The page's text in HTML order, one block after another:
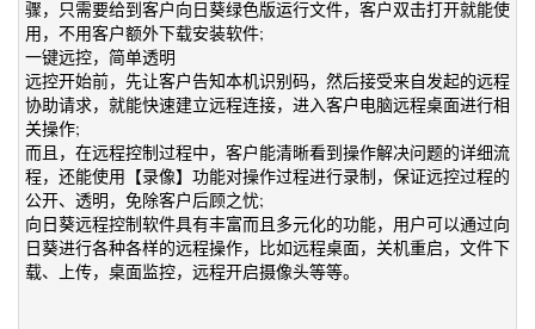
骤，只需要给到客户向日葵绿色版运行文件，客户双击打开就能使
用，不用客户额外下载安装软件;
一键远控，简单透明
远控开始前，先让客户告知本机识别码，然后接受来自发起的远程
协助请求，就能快速建立远程连接，进入客户电脑远程桌面进行相
关操作;
而且，在远程控制过程中，客户能清晰看到操作解决问题的详细流
程，还能使用【录像】功能对操作过程进行录制，保证远控过程的
公开、透明，免除客户后顾之忧;
向日葵远程控制软件具有丰富而且多元化的功能，用户可以通过向
日葵进行各种各样的远程操作，比如远程桌面，关机重启，文件下
载、上传，桌面监控，远程开启摄像头等等。